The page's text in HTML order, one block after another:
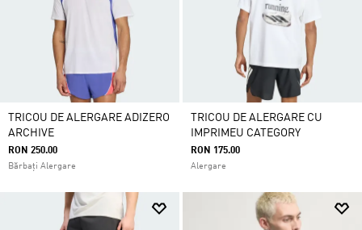
TRICOU DE ALERGARE ADIZERO
ARCHIVE
RON 250.00
Bărbați Alergare
TRICOU DE ALERGARE CU
IMPRIMEU CATEGORY
RON 175.00
Alergare